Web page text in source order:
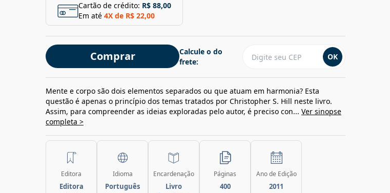
Cartão de crédito: R$ 88,00
Em até 4X de R$ 22,00
Comprar
Calcule o do
frete:
OK
Mente e corpo são dois elementos separados ou que atuam em harmonia? Esta
questão é apenas o princípio dos temas tratados por Christopher S. Hill neste livro.
Assim, para compreender as ideias exploradas pelo autor, é preciso con... Ver sinopse
completa >
Editora
Editora
Idioma
Português
Encardenação
Livro
Páginas
400
Ano de Edição
2011